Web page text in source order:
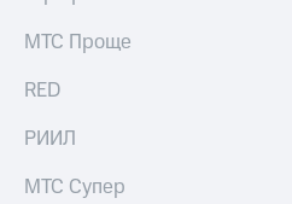
МТС Проще
RED
РИИЛ
МТС Супер